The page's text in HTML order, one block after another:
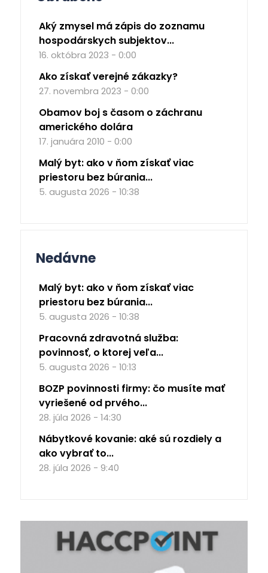
Aký zmysel má zápis do zoznamu
hospodárskych subjektov...
16. októbra 2023 - 0:00
Ako získať verejné zákazky?
27. novembra 2023 - 0:00
Obamov boj s časom o záchranu
amerického dolára
17. januára 2010 - 0:00
Malý byt: ako v ňom získať viac
priestoru bez búrania...
5. augusta 2026 - 10:38
Nedávne
Malý byt: ako v ňom získať viac
priestoru bez búrania...
5. augusta 2026 - 10:38
Pracovná zdravotná služba:
povinnosť, o ktorej veľa...
5. augusta 2026 - 10:13
BOZP povinnosti firmy: čo musíte mať
vyriešené od prvého...
28. júla 2026 - 14:30
Nábytkové kovanie: aké sú rozdiely a
ako vybrať to...
28. júla 2026 - 9:40